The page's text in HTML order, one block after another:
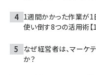
1週間かかった作業が
使い倒す8つの活用術【
なぜ経営者は、マーケ
か？